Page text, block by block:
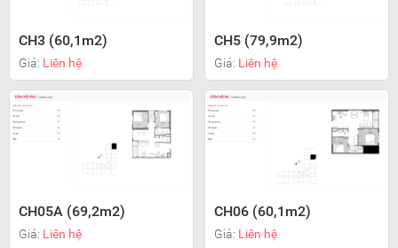
CH3 (60,1m2)
Giá: Liên hệ
CH5 (79,9m2)
Giá: Liên hệ
CH05A (69,2m2)
Giá: Liên hệ
CH06 (60,1m2)
Giá: Liên hệ